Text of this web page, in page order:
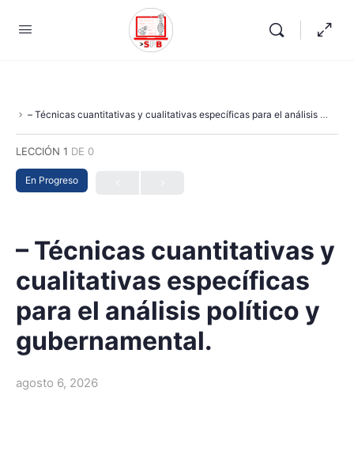
– Técnicas cuantitativas y cualitativas específicas para el análisis político y gubernamental.
LECCIÓN 1 DE 0
En Progreso
– Técnicas cuantitativas y
cualitativas específicas
para el análisis político y
gubernamental.
agosto 6, 2026